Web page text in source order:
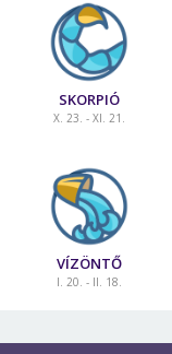
SKORPIÓ
X. 23. - XI. 21.
VÍZÖNTŐ
I. 20. - II. 18.